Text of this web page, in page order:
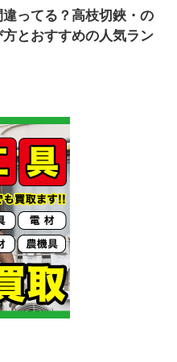
ってる？高枝切鋏・の
とおすすめの人気ラン